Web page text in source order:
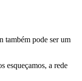
também pode ser um
esqueçamos, a rede